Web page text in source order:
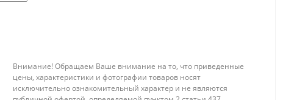
Внимание! Обращаем Ваше внимание на то, что приведенные
цены, характеристики и фотографии товаров носят
исключительно ознакомительный характер и не являются